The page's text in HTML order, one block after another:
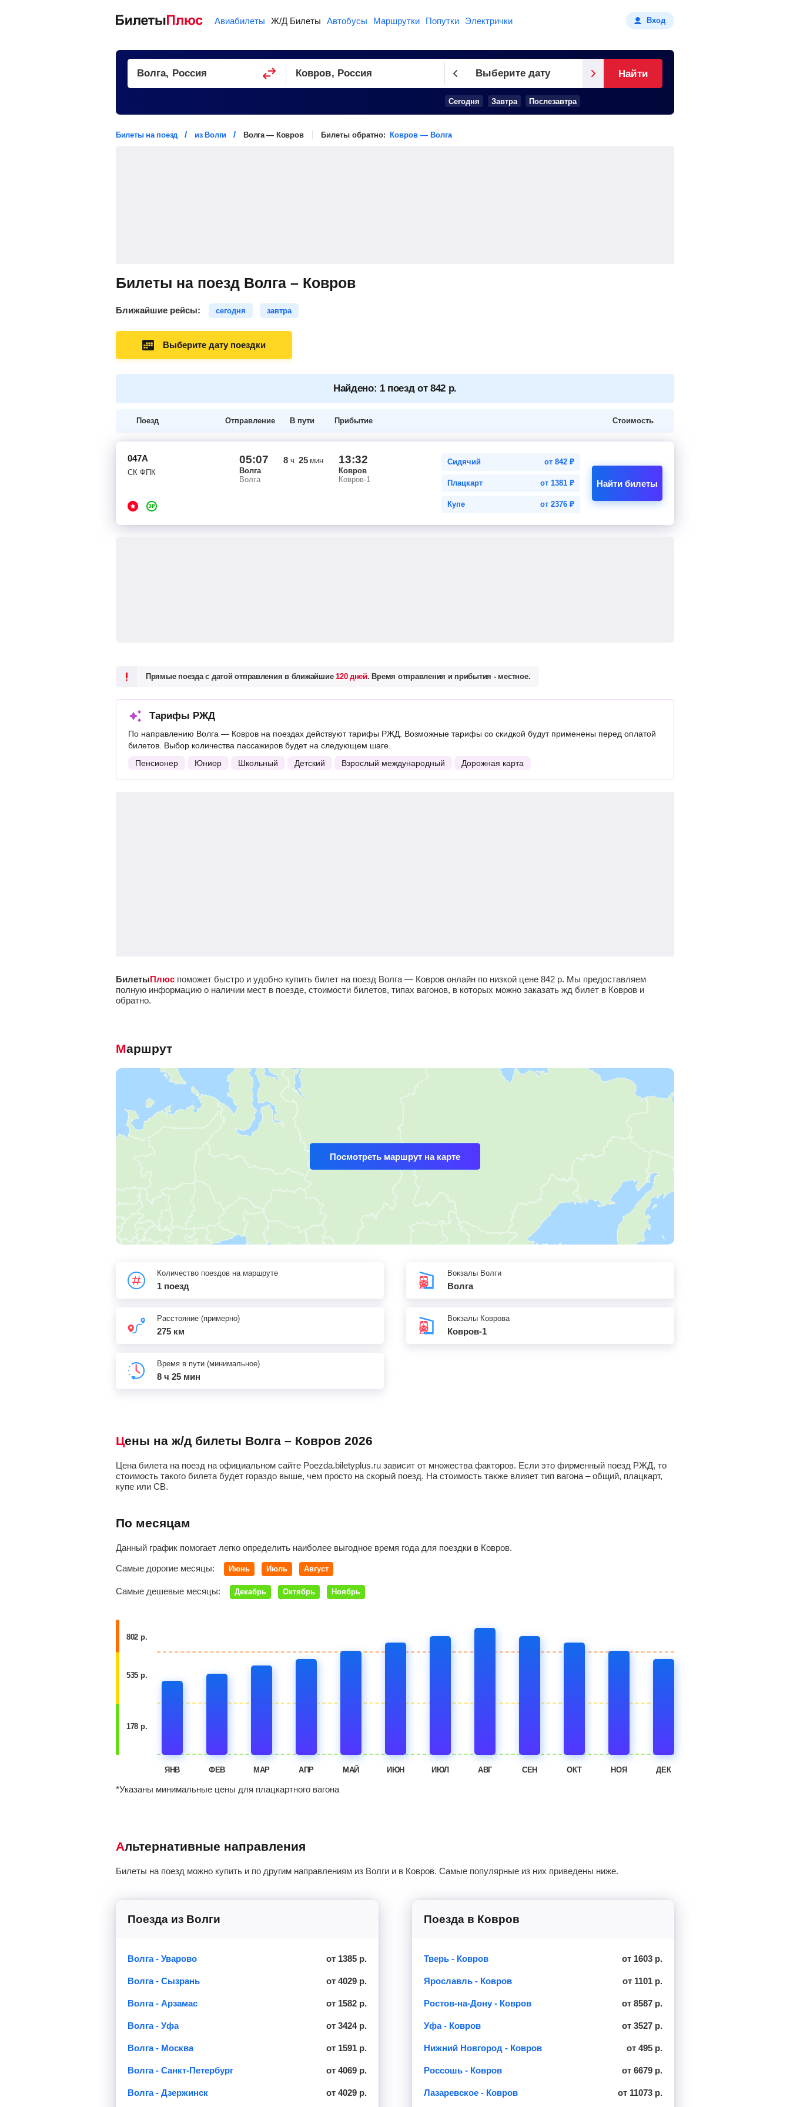
Авиабилеты Ж/Д Билеты Автобусы Маршрутки Попутки Электрички Вход
Выберите дату
Сегодня Завтра Послезавтра
Найти
Билеты на поезд из Волги Волга — Ковров Билеты обратно: Ковров — Волга
Билеты на поезд Волга – Ковров
Ближайшие рейсы: сегодня завтра
Выберите дату поездки
Найдено: 1 поезд от 842 р.
Поезд Отправление В пути Прибытие Стоимость
047А
СК ФПК
05:07 8 ч25мин
Волга
Волга
13:32
Ковров
Ковров-1
Сидячий от 842 ₽
Плацкарт от 1381 ₽
Купе от 2376 ₽
Найти билеты
Прямые поезда с датой отправления в ближайшие120 дней. Время отправления и прибытия - местное.
Тарифы РЖД
По направлению Волга — Ковров на поездах действуют тарифы РЖД. Возможные тарифы со скидкой будут применены перед оплатой
билетов. Выбор количества пассажиров будет на следующем шаге.
Пенсионер
Юниор Школьный Детский Взрослый международный Дорожная карта
БилетыПлюс поможет быстро и удобно купить билет на поезд Волга — Ковров онлайн по низкой цене 842 р. Мы предоставляем
полную информацию о наличии мест в поезде, стоимости билетов, типах вагонов, в которых можно заказать жд билет в Ковров и
обратно.
Маршрут
Посмотреть маршрут на карте
Количество поездов на маршруте
1 поезд
Расстояние (примерно)
275 км
Время в пути (минимальное)
8 ч 25 мин
Вокзалы Волги
Волга
Вокзалы Коврова
Ковров-1
Цены на ж/д билеты Волга – Ковров 2026
Цена билета на поезд на официальном сайте Poezda.biletyplus.ru зависит от множества факторов. Если это фирменный поезд РЖД, то
стоимость такого билета будет гораздо выше, чем просто на скорый поезд. На стоимость также влияет тип вагона – общий, плацкарт,
купе или СВ.
По месяцам
Данный график помогает легко определить наиболее выгодное время года для поездки в Ковров.
Самые дорогие месяцы: Июнь Июль Август
Самые дешевые месяцы: Декабрь Октябрь Ноябрь
802 р.
535 р.
178 р.
ЯНВ ФЕВ МАР АПР МАЙ ИЮН ИЮЛ АВГ СЕН ОКТ НОЯ ДЕК
*Указаны минимальные цены для плацкартного вагона
Альтернативные направления
Билеты на поезд можно купить и по другим направлениям из Волги и в Ковров. Самые популярные из них приведены ниже.
Поезда из Волги
Волга - Уварово от 1385 р.
Волга - Сызрань от 4029 р.
Волга - Арзамас от 1582 р.
Волга - Уфа от 3424 р.
Волга - Москва от 1591 р.
Волга - Санкт-Петербург от 4069 р.
Волга - Дзержинск от 4029 р.
Поезда в Ковров
Тверь - Ковров от 1603 р.
Ярославль - Ковров от 1101 р.
Ростов-на-Дону - Ковров от 8587 р.
Уфа - Ковров от 3527 р.
Нижний Новгород - Ковров от 495 р.
Россошь - Ковров от 6679 р.
Лазаревское - Ковров от 11073 р.